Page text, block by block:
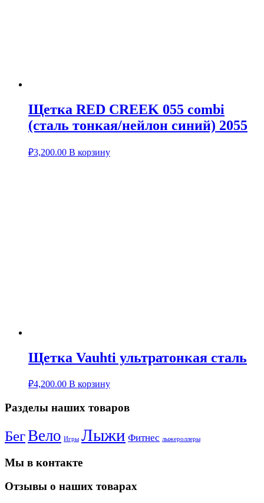
Щетка RED CREEK 055 combi
(сталь тонкая/нейлон синий) 2055
₽3,200.00 В корзину
Щетка Vauhti ультратонкая сталь
₽4,200.00 В корзину
Разделы наших товаров
БегВело Игры Лыжи Фитнес лыжероллеры
Мы в контакте
Отзывы о наших товарах